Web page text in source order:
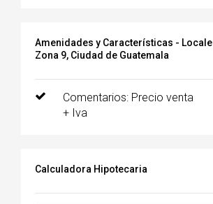
Amenidades y Características -
Zona 9, Ciudad de Guatemala
Comentarios: Precio venta
+ Iva
Calculadora Hipotecaria